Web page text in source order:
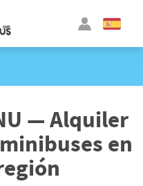
— Alquiler
en